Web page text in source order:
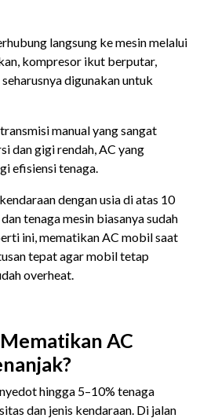
langsung ke mesin melalui
kompresor ikut berputar,
digunakan untuk
manual yang sangat
dan gigi rendah, AC yang
efisiensi tenaga.
dengan usia di atas 10
tenaga mesin biasanya sudah
ini, mematikan AC mobil saat
tepat agar mobil tetap
overheat.
AC
hingga 5–10% tenaga
dan jenis kendaraan. Di jalan